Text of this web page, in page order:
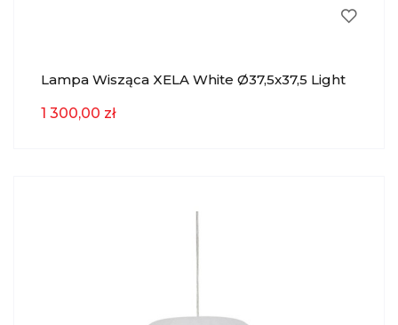
Lampa Wisząca XELA White Ø37,5x37,5 Light
1 300,00 zł